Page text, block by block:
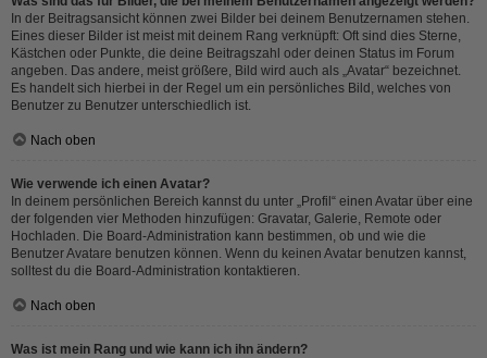
In der Beitragsansicht können zwei Bilder bei deinem Benutzernamen stehen.
Eines dieser Bilder ist meist mit deinem Rang verknüpft: Oft sind dies Sterne,
Kästchen oder Punkte, die deine Beitragszahl oder deinen Status im Forum
angeben. Das andere, meist größere, Bild wird auch als „Avatar“ bezeichnet.
Es handelt sich hierbei in der Regel um ein persönliches Bild, welches von
Benutzer zu Benutzer unterschiedlich ist.
Nach oben
Wie verwende ich einen Avatar?
In deinem persönlichen Bereich kannst du unter „Profil“ einen Avatar über eine
der folgenden vier Methoden hinzufügen: Gravatar, Galerie, Remote oder
Hochladen. Die Board-Administration kann bestimmen, ob und wie die
Benutzer Avatare benutzen können. Wenn du keinen Avatar benutzen kannst,
solltest du die Board-Administration kontaktieren.
Nach oben
Was ist mein Rang und wie kann ich ihn ändern?